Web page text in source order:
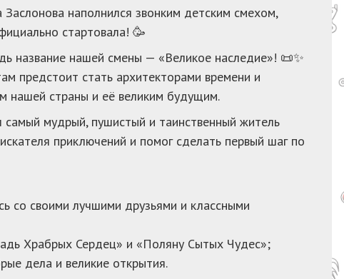
наполнился звонким детским смехом,
стартовала! 🥳
название нашей смены — «Великое наследие»! 📜✨
предстоит стать архитекторами времени и
нашей страны и её великим будущим.
мудрый, пушистый и таинственный житель
приключений и помог сделать первый шаг по
со своими лучшими друзьями и классными
Храбрых Сердец» и «Поляну Сытых Чудес»;
дела и великие открытия.